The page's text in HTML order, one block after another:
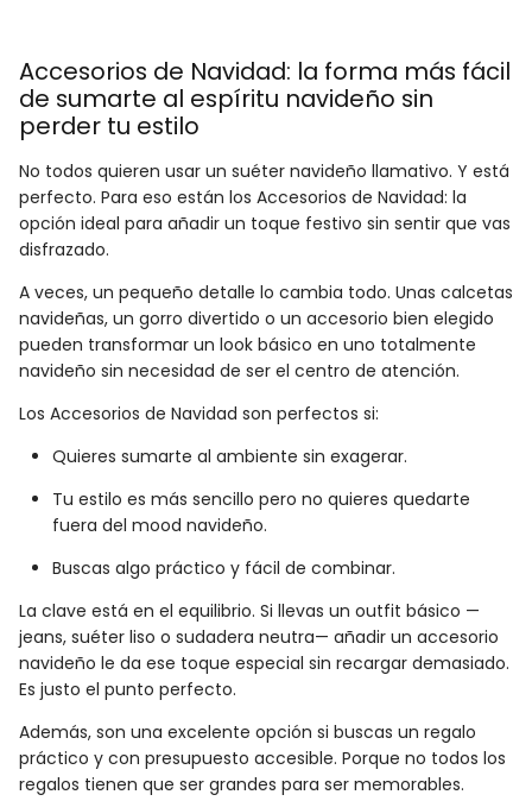
Accesorios de Navidad: la forma más fácil
de sumarte al espíritu navideño sin
perder tu estilo
No todos quieren usar un suéter navideño llamativo. Y está
perfecto. Para eso están los Accesorios de Navidad: la
opción ideal para añadir un toque festivo sin sentir que vas
disfrazado.
A veces, un pequeño detalle lo cambia todo. Unas calcetas
navideñas, un gorro divertido o un accesorio bien elegido
pueden transformar un look básico en uno totalmente
navideño sin necesidad de ser el centro de atención.
Los Accesorios de Navidad son perfectos si:
Quieres sumarte al ambiente sin exagerar.
Tu estilo es más sencillo pero no quieres quedarte
fuera del mood navideño.
Buscas algo práctico y fácil de combinar.
La clave está en el equilibrio. Si llevas un outfit básico —
jeans, suéter liso o sudadera neutra— añadir un accesorio
navideño le da ese toque especial sin recargar demasiado.
Es justo el punto perfecto.
Además, son una excelente opción si buscas un regalo
práctico y con presupuesto accesible. Porque no todos los
regalos tienen que ser grandes para ser memorables.